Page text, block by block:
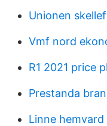
Unionen
Vmf nord
R1 2021 price
Prestanda
Linne hemvard